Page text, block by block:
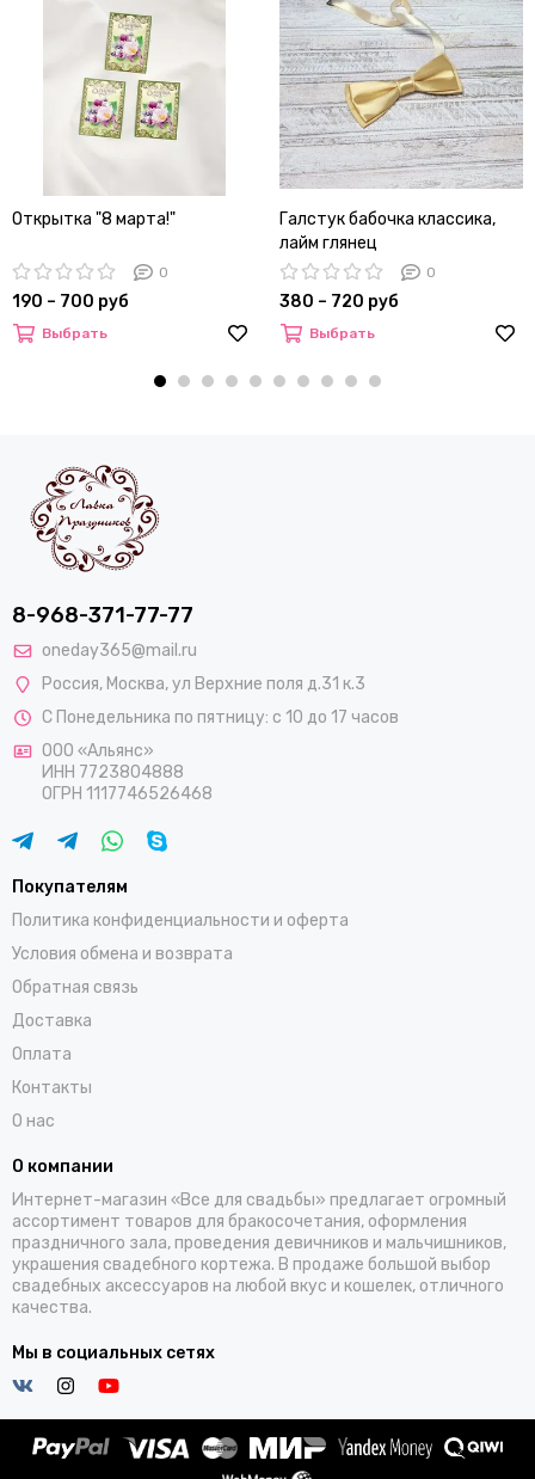
Открытка "8 марта!"
0
190 – 700 руб
Выбрать
Галстук бабочка классика,
лайм глянец
0
380 – 720 руб
Выбрать
8-968-371-77-77
oneday365@mail.ru
Россия, Москва,ул Верхние поля д.31 к.3
С Понедельника по пятницу: с 10 до 17 часов
ООО «Альянс»
ИНН 7723804888
ОГРН 1117746526468
Покупателям
Политика конфиденциальности и оферта
Условия обмена и возврата
Обратная связь
Доставка
Оплата
Контакты
О нас
О компании
Интернет-магазин «Все для свадьбы» предлагает огромный
ассортимент товаров для бракосочетания, оформления
праздничного зала, проведения девичников и мальчишников,
украшения свадебного кортежа. В продаже большой выбор
свадебных аксессуаров на любой вкус и кошелек, отличного
качества.
Мы в социальных сетях